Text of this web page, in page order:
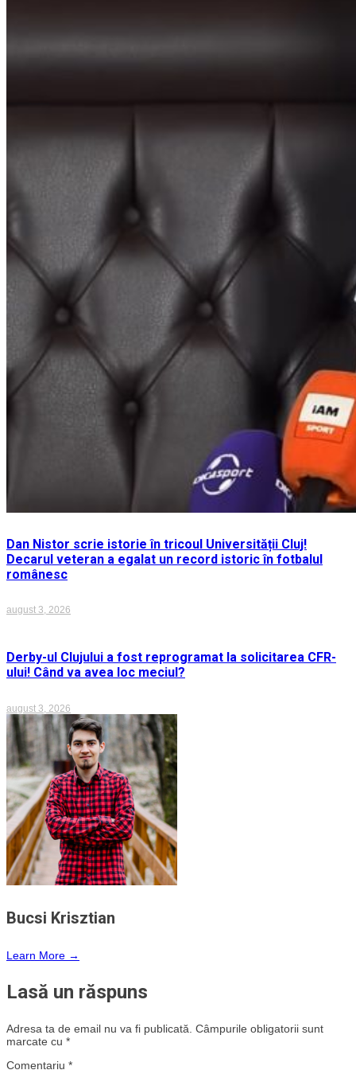
Dan Nistor scrie istorie în tricoul Universității Cluj!
Decarul veteran a egalat un record istoric în fotbalul
românesc
august 3, 2026
Derby-ul Clujului a fost reprogramat la solicitarea CFR-
ului! Când va avea loc meciul?
august 3, 2026
Bucsi Krisztian
Learn More →
Lasă un răspuns
Adresa ta de email nu va fi publicată. Câmpurile obligatorii sunt
marcate cu *
Comentariu *